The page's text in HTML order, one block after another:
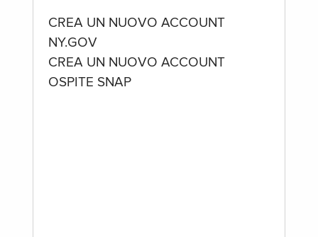
CREA UN NUOVO ACCOUNT
NY.GOV
CREA UN NUOVO ACCOUNT
OSPITE SNAP